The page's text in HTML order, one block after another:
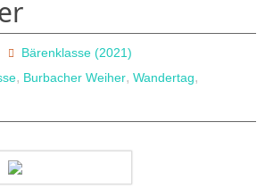
Bärenklasse (2021)
, Burbacher Weiher,Wandertag,